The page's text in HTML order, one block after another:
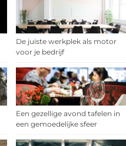
De juiste werkplek als motor
voor je bedrijf
Een gezellige avond tafelen in
een gemoedelijke sfeer